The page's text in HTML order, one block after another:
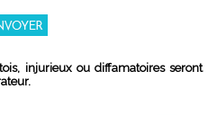
injurieux ou diffamatoires seront